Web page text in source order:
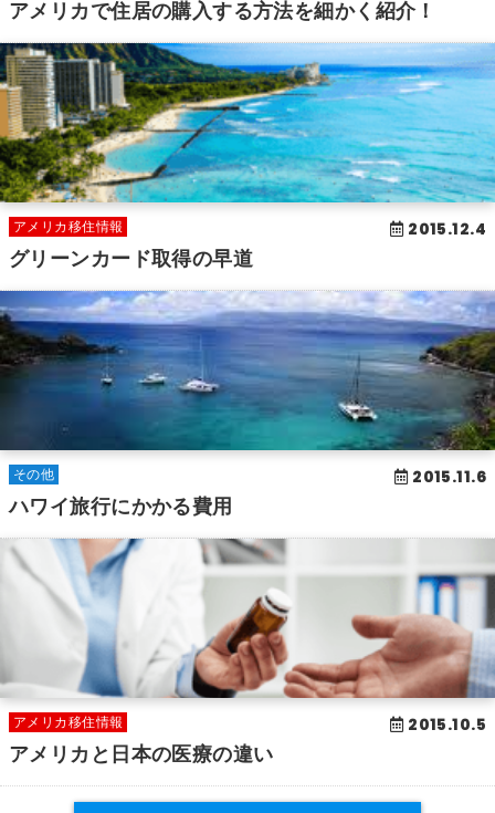
アメリカで住居の購入する方法を細かく紹介！
アメリカ移住情報 2015.12.4
グリーンカード取得の早道
その他 2015.11.6
ハワイ旅行にかかる費用
アメリカ移住情報 2015.10.5
アメリカと日本の医療の違い